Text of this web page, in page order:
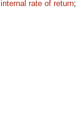
internal rate of return;